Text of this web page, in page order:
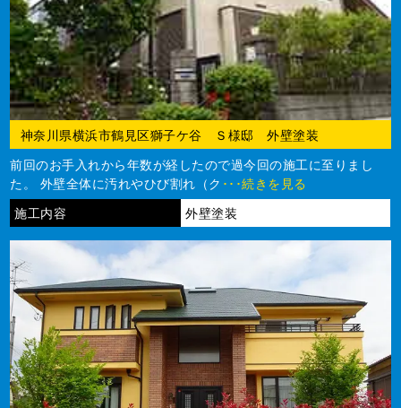
神奈川県横浜市鶴見区獅子ケ谷 Ｓ様邸 外壁塗装
前回のお手入れから年数が経したので過今回の施工に至りまし
た。 外壁全体に汚れやひび割れ（ク ･･･続きを見る
施工内容
外壁塗装